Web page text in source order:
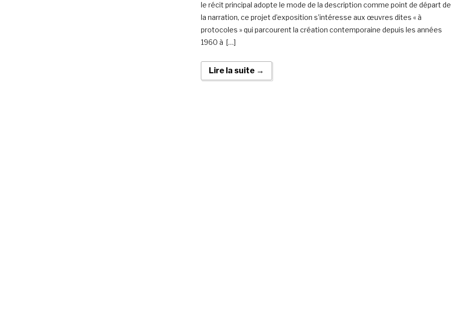
le récit principal adopte le mode de la description comme point de départ de
la narration, ce projet d’exposition s’intéresse aux œuvres dites « à
protocoles » qui parcourent la création contemporaine depuis les années
1960 à […]
Lire la suite →